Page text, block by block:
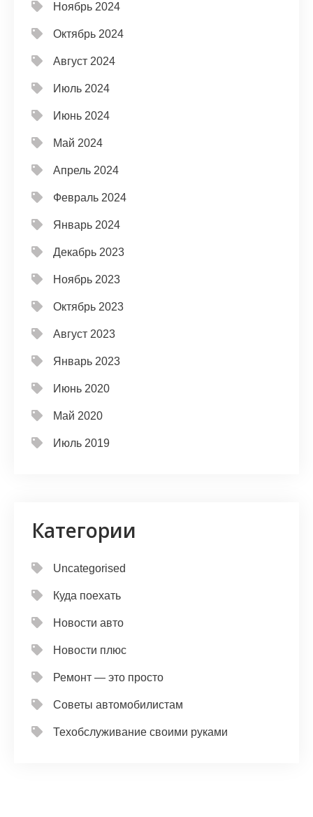
Ноябрь 2024
Октябрь 2024
Август 2024
Июль 2024
Июнь 2024
Май 2024
Апрель 2024
Февраль 2024
Январь 2024
Декабрь 2023
Ноябрь 2023
Октябрь 2023
Август 2023
Январь 2023
Июнь 2020
Май 2020
Июль 2019
Категории
Uncategorised
Куда поехать
Новости авто
Новости плюс
Ремонт — это просто
Советы автомобилистам
Техобслуживание своими руками